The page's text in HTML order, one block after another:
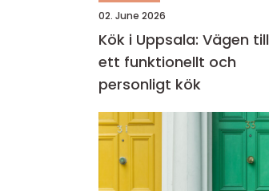
02. June 2026
Kök i Uppsala: Vägen till
ett funktionellt och
personligt kök